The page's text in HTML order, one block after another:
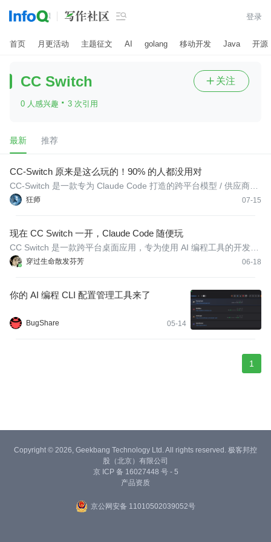
 登录
首页 月更活动 主题征文 AI golang 移动开发 Java 开源
CC Switch
0 人感兴趣 · 3 次引用
 关注
最新 推荐
CC‑Switch 原来是这么玩的！90% 的人都没用对
狂师 07-15
CC‑Switch 是一款专为 Claude Code 打造的跨平台模型 / 供应商一
键切换工具，让你在 Claude Code 里秒切 Claude、GLM、DeepS
现在 CC Switch 一开，Claude Code 随便玩
穿过生命散发芬芳 06-18
CC Switch 是一款跨平台桌面应用，专为使用 AI 编程工具的开发者
设计。它帮助你统一管理 Claude Code、Claude Desktop、Code
你的 AI 编程 CLI 配置管理工具来了
BugShare 05-14
1
Copyright © 2026, Geekbang Technology Ltd. All rights reserved. 极客邦控
股（北京）有限公司
京 ICP 备 16027448 号 - 5
产品资质
京公网安备 11010502039052号